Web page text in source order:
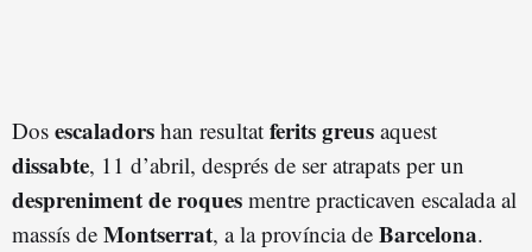
Dos escaladors han resultat ferits greus aquest
dissabte, 11 d’abril, després de ser atrapats per un
despreniment de roques mentre practicaven escalada al
massís de Montserrat, a la província de Barcelona.